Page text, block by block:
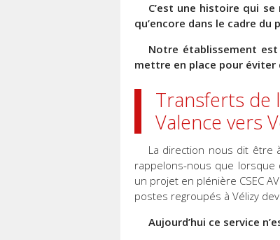
C’est une histoire qui
qu’encore dans le cadre du
Notre établissement
mettre en place pour éviter
Transferts de
Valence vers
La direction nous dit être
rappelons-nous que lorsque
un projet en plénière CSEC
postes regroupés à Vélizy
Aujourd’hui ce service